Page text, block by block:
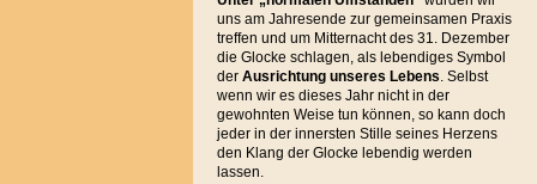
uns am Jahresende zur gemeinsamen Praxis
treffen und um Mitternacht des 31. Dezember
die Glocke schlagen, als lebendiges Symbol
der Ausrichtung unseres Lebens. Selbst
wenn wir es dieses Jahr nicht in der
gewohnten Weise tun können, so kann doch
jeder in der innersten Stille seines Herzens
den Klang der Glocke lebendig werden
lassen.